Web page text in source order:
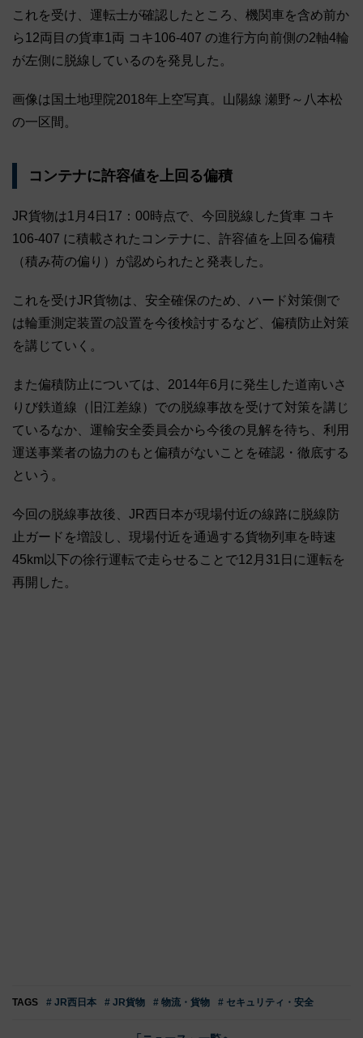
これを受け、運転士が確認したところ、機関車を含め前か
ら12両目の貨車1両 コキ106-407 の進行方向前側の2軸4輪
が左側に脱線しているのを発見した。
画像は国土地理院2018年上空写真。山陽線 瀬野～八本松
の一区間。
コンテナに許容値を上回る偏積
JR貨物は1月4日17：00時点で、今回脱線した貨車 コキ
106-407 に積載されたコンテナに、許容値を上回る偏積
（積み荷の偏り）が認められたと発表した。
これを受けJR貨物は、安全確保のため、ハード対策側で
は輪重測定装置の設置を今後検討するなど、偏積防止対策
を講じていく。
また偏積防止については、2014年6月に発生した道南いさ
りび鉄道線（旧江差線）での脱線事故を受けて対策を講じ
ているなか、運輸安全委員会から今後の見解を待ち、利用
運送事業者の協力のもと偏積がないことを確認・徹底する
という。
今回の脱線事故後、JR西日本が現場付近の線路に脱線防
止ガードを増設し、現場付近を通過する貨物列車を時速
45km以下の徐行運転で走らせることで12月31日に運転を
再開した。
TAGS # JR西日本 # JR貨物 # 物流・貨物 # セキュリティ・安全